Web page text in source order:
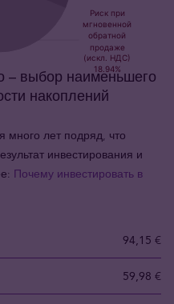
– выбор наименьшего
накоплений
много лет подряд, что
инвестирования и
Почему инвестировать в
94,15 €
59,98 €